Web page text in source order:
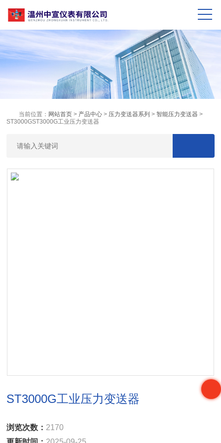
当前位置： 网站首页 > 产品中心 > 压力变送器系列 >智能压力变送器 >
ST3000GST3000G工业压力变送器
ST3000G工业压力变送器
浏览次数： 2170